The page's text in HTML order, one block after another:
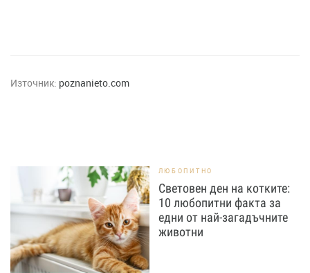
Източник: poznanieto.com
ЛЮБОПИТНО
Световен ден на котките:
10 любопитни факта за
едни от най-загадъчните
животни